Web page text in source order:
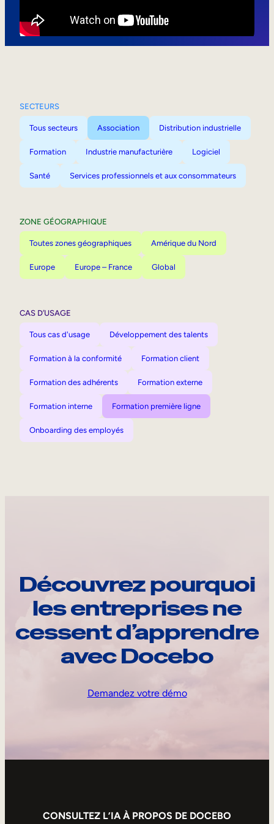
SECTEURS
Tous secteurs Association Distribution industrielle
Formation Industrie manufacturière Logiciel
Santé Services professionnels et aux consommateurs
ZONE GÉOGRAPHIQUE
Toutes zones géographiques Amérique du Nord
Europe Europe – France Global
CAS D’USAGE
Tous cas d'usage Développement des talents
Formation à la conformité Formation client
Formation des adhérents Formation externe
Formation interne Formation première ligne
Onboarding des employés
Découvrez pourquoi
les entreprises ne
cessent d’apprendre
avec Docebo
Demandez votre démo
CONSULTEZ L’IA À PROPOS DE DOCEBO